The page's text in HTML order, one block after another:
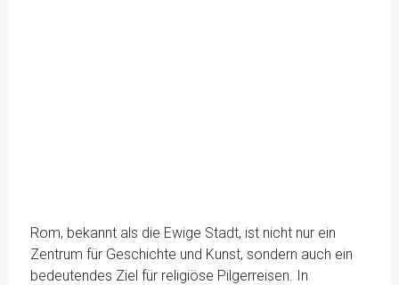
Rom, bekannt als die Ewige Stadt, ist nicht nur ein
Zentrum für Geschichte und Kunst, sondern auch ein
bedeutendes Ziel für religiöse Pilgerreisen. In